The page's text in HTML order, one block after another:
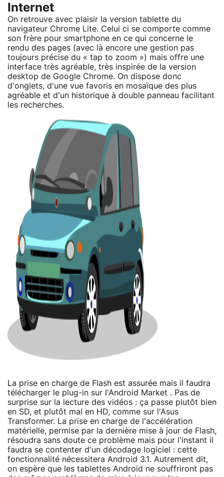
Internet
On retrouve avec plaisir la version tablette du
navigateur Chrome Lite. Celui ci se comporte comme
son frère pour smartphone en ce qui concerne le
rendu des pages (avec là encore une gestion pas
toujours précise du « tap to zoom ») mais offre une
interface très agréable, très inspirée de la version
desktop de Google Chrome. On dispose donc
d'onglets, d'une vue favoris en mosaïque des plus
agréable et d'un historique à double panneau facilitant
les recherches.
La prise en charge de Flash est assurée mais il faudra
télécharger le plug-in sur l'Android Market . Pas de
surprise sur la lecture des vidéos : ça passe plutôt bien
en SD, et plutôt mal en HD, comme sur l'Asus
Transformer. La prise en charge de l'accélération
matérielle, permise par la dernière mise à jour de Flash,
résoudra sans doute ce problème mais pour l'instant il
faudra se contenter d'un décodage logiciel : cette
fonctionnalité nécessitera Android 3.1. Autrement dit,
on espère que les tablettes Android ne souffriront pas